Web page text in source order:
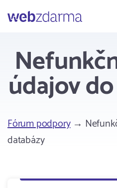
Webzdarma
údajov
Fórum podpory→
databázy